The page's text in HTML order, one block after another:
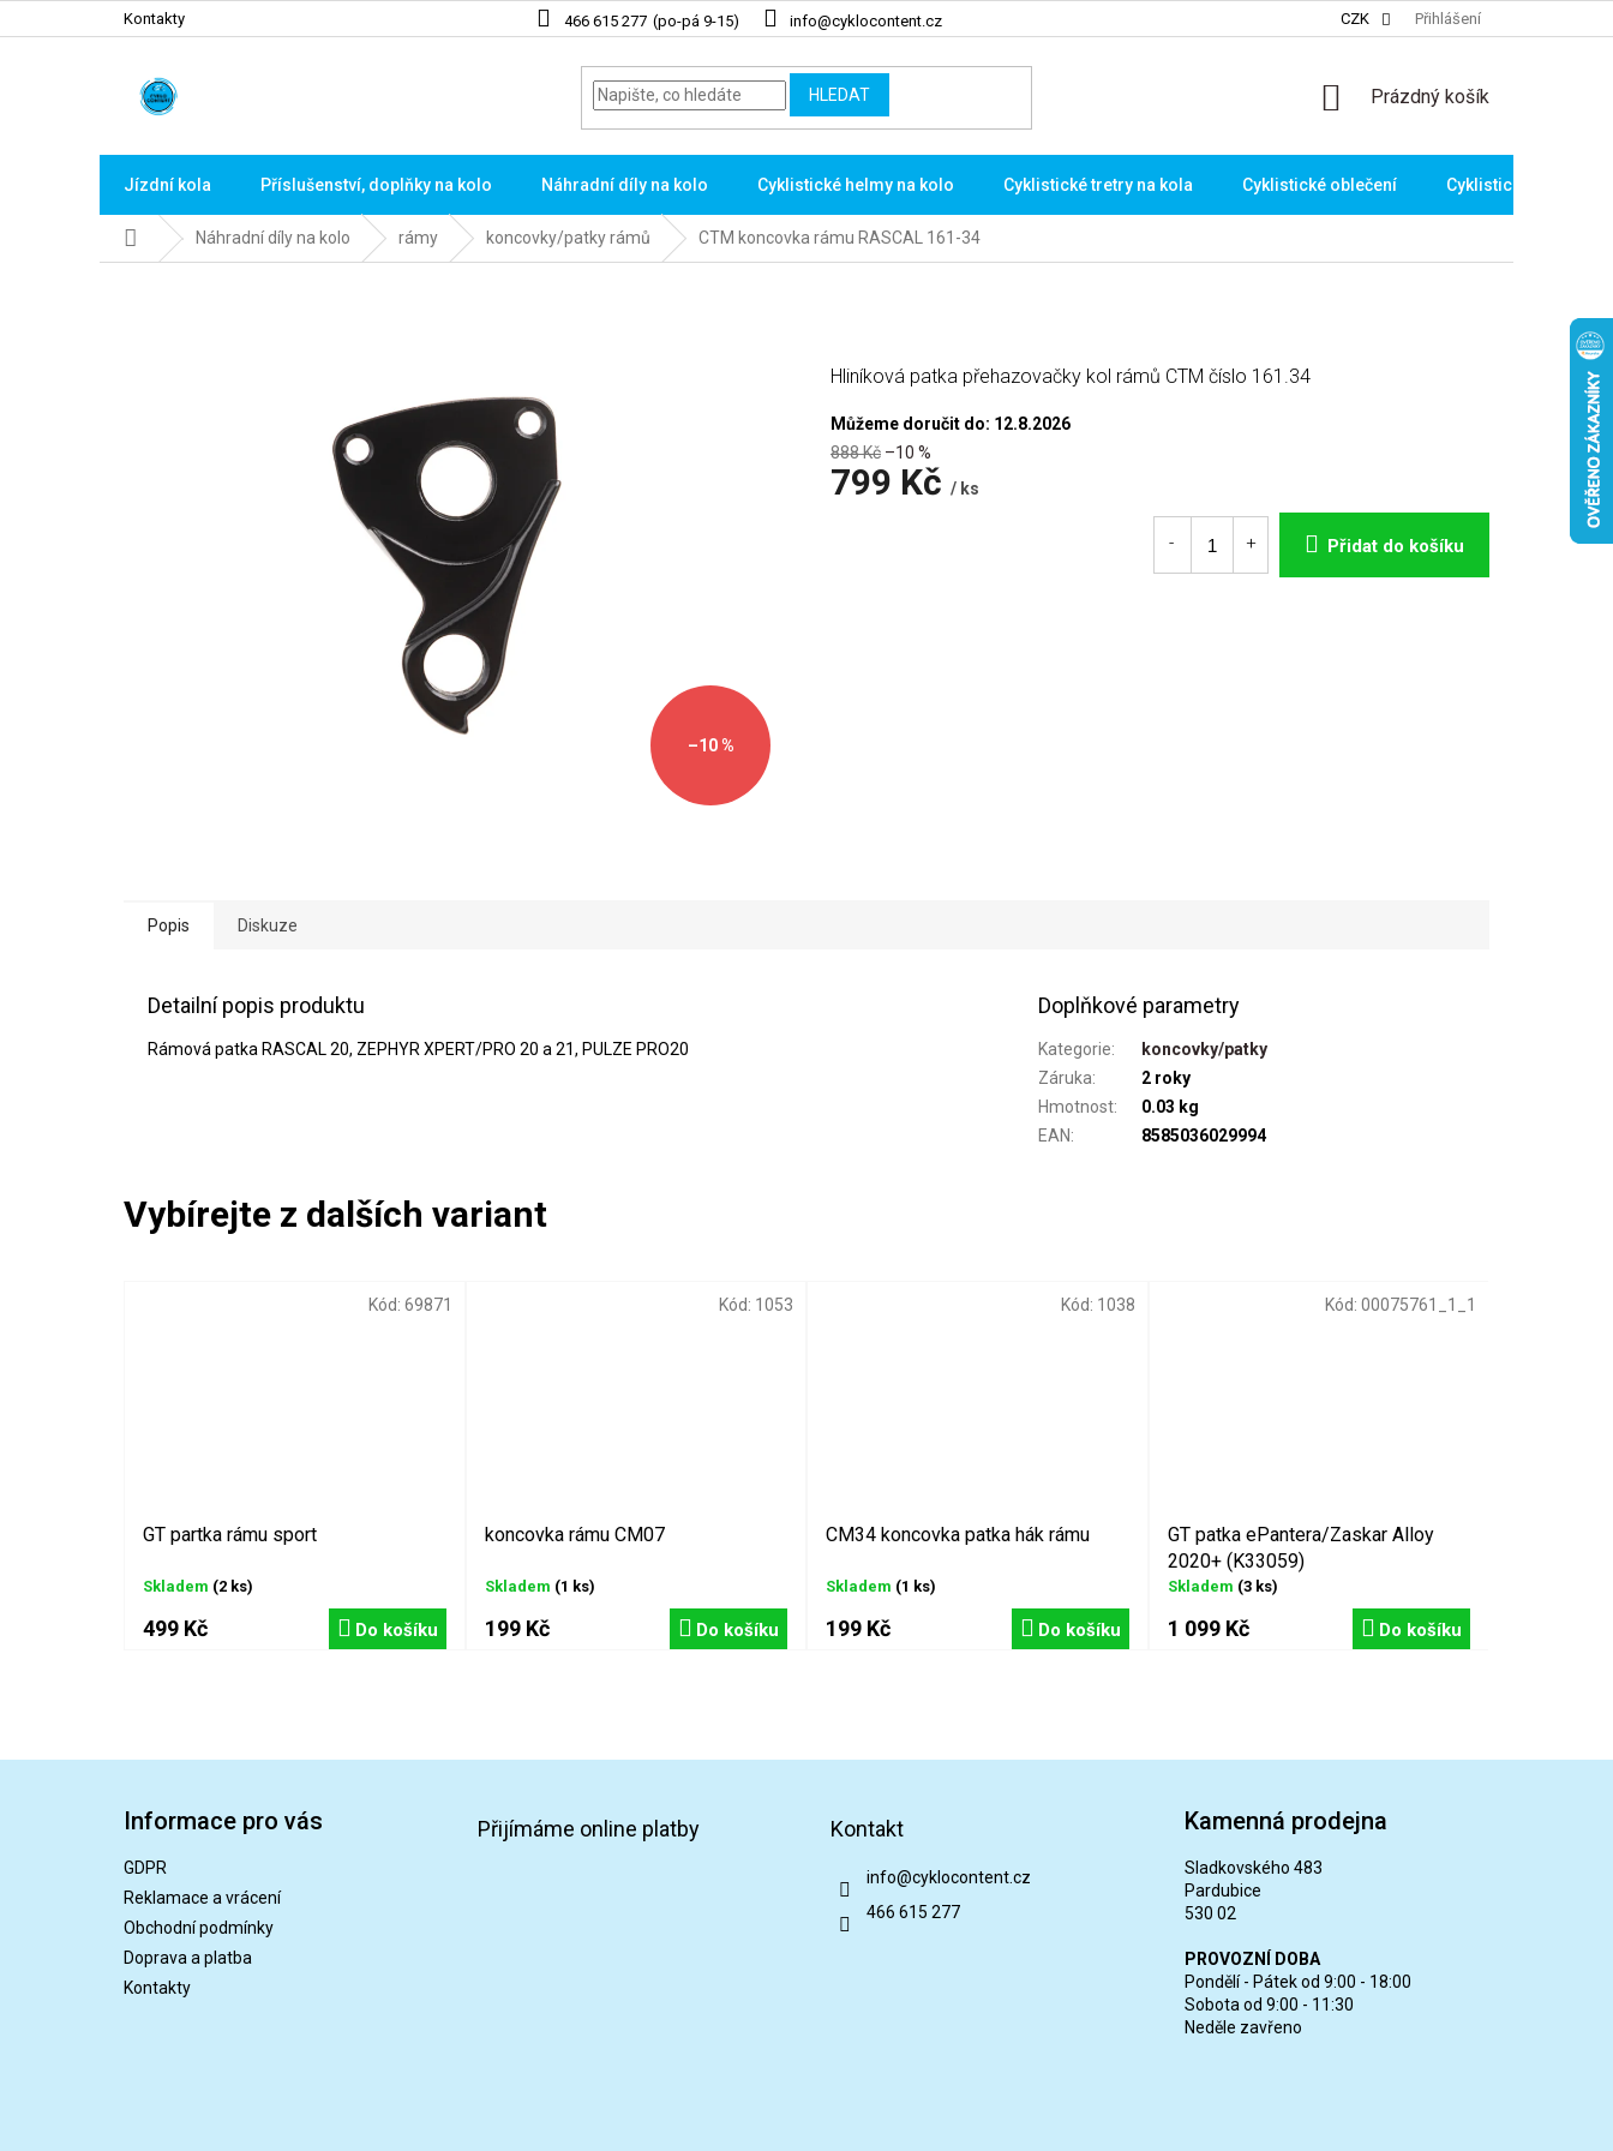
na
466 615 277 info@cyklocontent.cz
Kontakty CZK Přihlášení
HLEDAT
NÁKUPNÍ
Prázdný košík
Jízdní kola Příslušenství, doplňky na kolo Náhradní díly na kolo Cyklistické helmy na kolo Cyklistické tretry na kola Cyklistické oblečení Cyklistické brýle
Domů Náhradní díly na kolo rámy koncovky/patky rámů CTM koncovka rámu RASCAL 161-34
–10 %
888 Kč –10 %
799 Kč / ks
Můžeme doručit do: 12.8.2026
Přidat do košíku
Hliníková patka přehazovačky kol rámů CTM číslo 161.34
Popis Diskuze
Detailní popis produktu
Rámová patka RASCAL 20, ZEPHYR XPERT/PRO 20 a 21, PULZE PRO20
Doplňkové parametry
Kategorie:
koncovky/patky
Záruka:
2 roky
Hmotnost:
0.03 kg
EAN: 8585036029994
GT partka rámu sport
Skladem (2 ks)
499 Kč Do košíku
Kód: 69871
koncovka rámu CM07
Skladem (1 ks)
199 Kč Do košíku
Kód: 1053
CM34 koncovka patka hák rámu
Skladem (1 ks)
199 Kč Do košíku
Kód: 1038
GT patka ePantera/Zaskar Alloy
2020+ (K33059)
Skladem (3 ks)
1 099 Kč Do košíku
Kód: 00075761_1_1
Informace pro vás
GDPR
Reklamace a vrácení
Obchodní podmínky
Doprava a platba
Kontakty
Přijímáme online platby Kontakt
info@cyklocontent.cz
466 615 277
Kamenná prodejna
Sladkovského 483
Pardubice
530 02
PROVOZNÍ DOBA
Pondělí - Pátek od 9:00 - 18:00
Sobota od 9:00 - 11:30
Neděle zavřeno